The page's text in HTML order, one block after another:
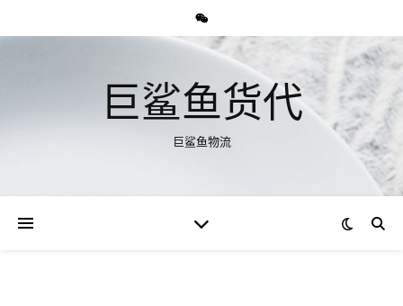
巨鲨鱼货代
巨鲨鱼物流